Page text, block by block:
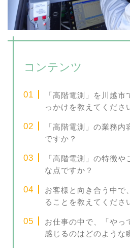
コンテンツ
「高階電測」を川越市
っかけを教えてくださ
「高階電測」の業務
ですか？
「高階電測」の特徴や
な点ですか？
お客様と向き合う中で
ることを教えてくださ
お仕事の中で、「やっ
感じるのはどのような